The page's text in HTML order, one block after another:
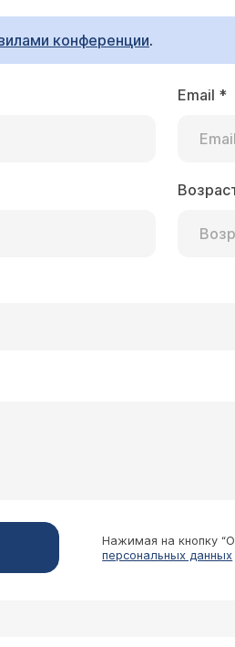
конференции.
Email *
Нажимая на кнопку
персональных данных